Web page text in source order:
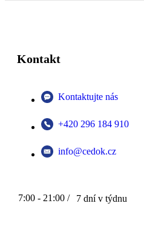
Kontakt
Kontaktujte nás
+420 296 184 910
info@cedok.cz
7:00 - 21:00 / 7 dní v týdnu